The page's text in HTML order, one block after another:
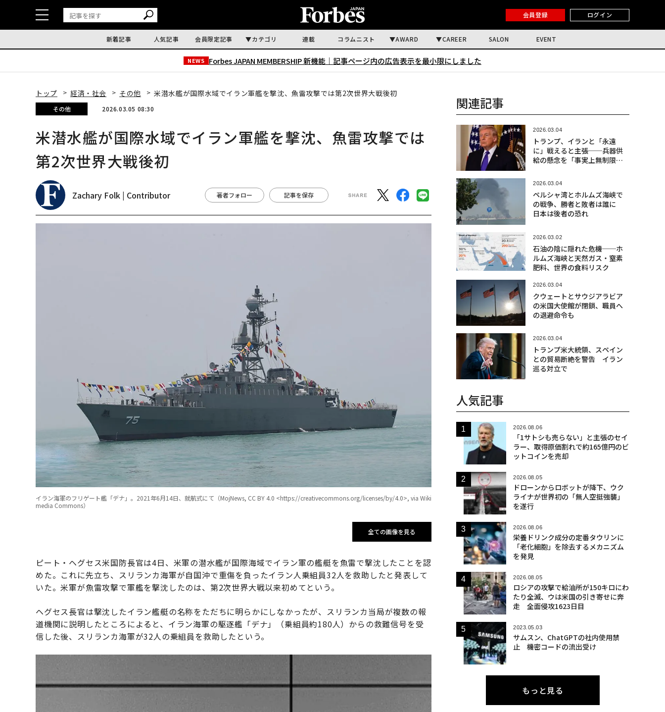
会員登録 ログイン
新着記事 人気記事 会員限定記事 カテゴリ 連載 コラムニスト AWARD CAREER SALON EVENT
NEWS Forbes JAPAN MEMBERSHIP 新機能｜ 記事ページ内の広告表示を最小限にしました
トップ 経済・社会 その他 米潜水艦が国際水域でイラン軍艦を撃沈、魚雷攻撃では第2次世界大戦後初
その他 2026.03.05 08:30
米潜水艦が国際水域でイラン軍艦を撃沈、魚雷攻撃では
第2次世界大戦後初
Zachary Folk | Contributor 著者フォロー 記事を保存
イラン海軍のフリゲート艦「デナ」。2021年6月14日、就航式にて（MojNews, CC BY 4.0 <https://creativecommons.org/licenses/by/4.0>, via Wiki
media Commons）
全ての画像を見る
ピート・ヘグセス米国防長官は4日、米軍の潜水艦が国際海域でイラン軍の艦艇を魚雷で撃沈したことを認
めた。これに先立ち、スリランカ海軍が自国沖で重傷を負ったイラン人乗組員32人を救助したと発表して
いた。米軍が魚雷攻撃で軍艦を撃沈したのは、第2次世界大戦以来初めてという。
ヘグセス長官は撃沈したイラン艦艇の名称をただちに明らかにしなかったが、スリランカ当局が複数の報
道機関に説明したところによると、イラン海軍の駆逐艦「デナ」（乗組員約180人）からの救難信号を受
信した後、スリランカ海軍が32人の乗組員を救助したという。
関連記事
2026.03.04
トランプ、イランと「永遠
に」戦えると主張──兵器供
給の懸念を「事実上無制限」
2026.03.04
ペルシャ湾とホルムズ海峡で
の戦争、勝者と敗者は誰に
日本は後者の恐れ
2026.03.02
石油の陰に隠れた危機──ホ
ルムズ海峡と天然ガス・窒素
肥料、世界の食料リスク
2026.03.04
クウェートとサウジアラビア
の米国大使館が閉鎖、職員へ
の退避命令も
2026.03.04
トランプ米大統領、スペイン
との貿易断絶を警告 イラン
巡る対立で
人気記事
2026.08.06
「1サトシも売らない」と主張のセイ
ラー、取得原価割れで約165億円のビ
ットコインを売却
2026.08.05
ドローンからロボットが降下、ウク
ライナが世界初の「無人空挺強襲」
を遂行
2026.08.06
栄養ドリンク成分の定番タウリンに
「老化細胞」を除去するメカニズム
を発見
2026.08.05
ロシアの攻撃で給油所が150キロにわ
たり全滅、ウは米国の引き寄せに奔
走 全面侵攻1623日目
2023.05.03
サムスン、ChatGPTの社内使用禁
止 機密コードの流出受け
もっと見る